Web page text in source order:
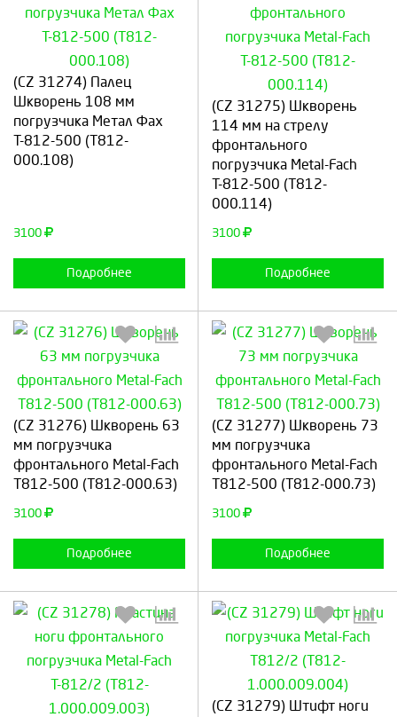
(CZ 31274) Палец
Шкворень 108 мм
погрузчика Метал Фах
Т-812-500 (T812-
000.108)
3100
Подробнее
Выберите количество:
Продолжить
(CZ 31275) Шкворень
114 мм на стрелу
фронтального
погрузчика Metal-Fach
Т-812-500 (T812-
000.114)
3100
Подробнее
Выберите количество:
Продолжить Отмена
(CZ 31276) Шкворень 63
мм погрузчика
фронтального Metal-Fach
Т812-500 (T812-000.63)
3100
Подробнее
Выберите количество:
Продолжить Отмена
(CZ 31277) Шкворень 73
мм погрузчика
фронтального Metal-Fach
Т812-500 (T812-000.73)
3100
Подробнее
Выберите количество:
Продолжить Отмена
Выберите количество:
(CZ 31279) Штифт ноги
Выберите количество: